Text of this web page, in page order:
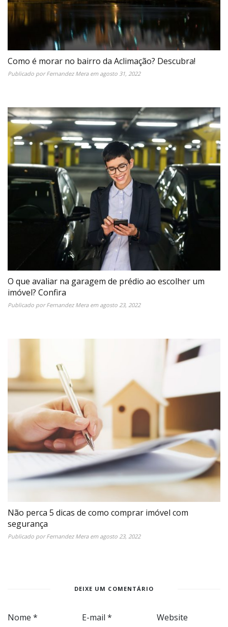
Como é morar no bairro da Aclimação? Descubra!
Publicado porFernandez Meraem agosto 31, 2022
O que avaliar na garagem de prédio ao escolher um
imóvel? Confira
Publicado porFernandez Meraem agosto 23, 2022
Não perca 5 dicas de como comprar imóvel com
segurança
Publicado porFernandez Meraem agosto 23, 2022
DEIXE UM COMENTÁRIO
Nome * E-mail* Website